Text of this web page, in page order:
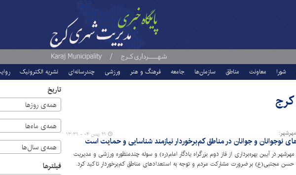
شورا معاونت مناطق سازمان‌ها جامعه فرهنگ و هنر ورزشی چندرسانه‌ای نشریه الکترونیک
نوجوانان و جوانان در مناطق کم‌برخوردار نیازمند شناسایی و حمایت است
در آیین بهره‌برداری از فاز دوم بزرگراه یادگار امام(ره) و سوله چندمنظوره ورزشی و مدیریت
حسن مجتبی(ع) بر ضرورت مشارکت مردم و توجه به استعدادهای مناطق کم‌برخوردار تاکید کرد.
۲۱ بهمن ۰۴ - ۱۳:۳۱
تاریخ
همه‌ی روزها
همه‌ی ماه‌ها
همه‌ی سال‌ها
فیلترها